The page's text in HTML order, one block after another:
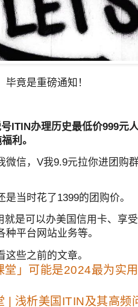
竟是重磅通知！
ITIN办理历史最低价999元
利。
微信，V我9.9元拉你进团购
是当时花了1399的团购价。
就是可以办美国信用卡、享
种平台网站业务等。
些之前的文章。
堂」可能是2024最为实
| 浅析美国ITIN及其高频